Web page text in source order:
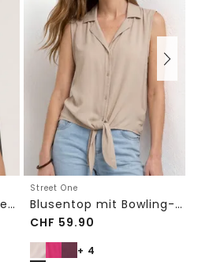
Blusentop mit gerafftem Rundhals
Street One
Blusentop mit Bowling-Kragen und Knoten
CHF 59.90
+ 4